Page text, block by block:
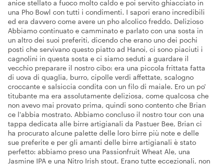
anice stellato a fuoco molto caldo e poi servito ghiacciato in
una Pho Bowl con tutti i condimenti. I sapori erano incredibili
ed era davvero come avere un pho alcolico freddo. Delizioso
Abbiamo continuato e camminato e parlato con una sosta in
un altro dei suoi preferiti, dicendo che erano uno dei pochi
posti che servivano questo piatto ad Hanoi, ci sono piaciuti i
cagnolini in questa sosta e ci siamo seduti a guardare il
vecchio preparare il nostro cibo: era una piccola frittata fatta
di uova di quaglia, burro, cipolle verdi affettate, scalogno
croccante e salsiccia condita con un filo di maiale. Ero un po'
titubante ma era assolutamente deliziosa, come qualcosa che
non avevo mai provato prima, quindi sono contento che Brian
ce l'abbia mostrato. Abbiamo concluso il nostro tour con una
tappa dedicata alle birre artigianali da Pastuer Bee, Brian ci
ha procurato alcune palette delle loro birre più note e delle
sue preferite e per gli amanti delle birre artigianali è stato
perfetto: abbiamo preso una Passionfruit Wheat Ale, una
Jasmine IPA e una Nitro Irish stout. Erano tutte eccezionali, non